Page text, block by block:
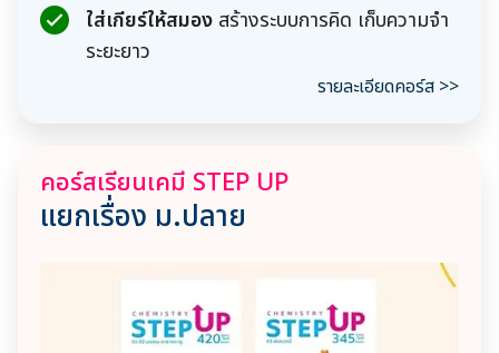
ใส่เกียร์ให้สมอง สร้างระบบการคิด เก็บความจำ
ระยะยาว
รายละเอียดคอร์ส >>
คอร์สเรียนเคมี STEP UP
แยกเรื่อง ม.ปลาย